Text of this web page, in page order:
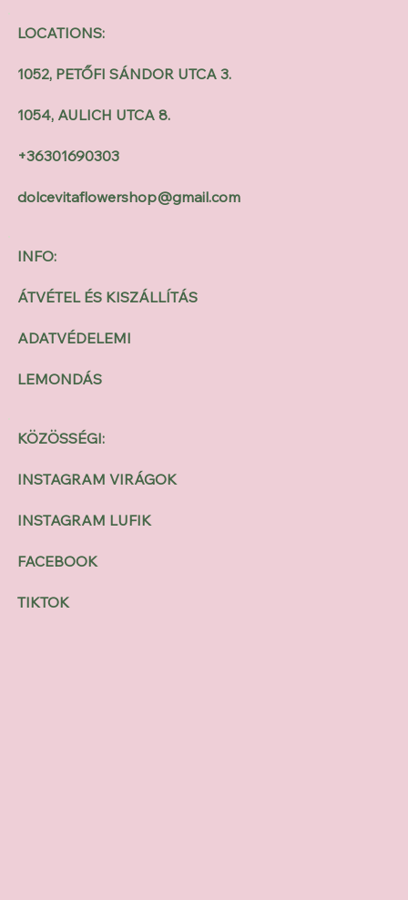
INFO:
ÁTVÉTEL ÉS KISZÁLLÍTÁS
ADATVÉDELEMI
LEMONDÁS
KÖZÖSSÉGI:
INSTAGRAM VIRÁGOK
INSTAGRAM LUFIK
FACEBOOK
TIKTOK
LOCATIONS:
1052, PETŐFI SÁNDOR UTCA 3.
1054, AULICH UTCA 8.
+36301690303
dolcevitaflowershop@gmail.com